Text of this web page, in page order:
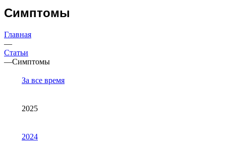
Симптомы
Главная
—
Статьи
—Симптомы
За все время
2025
2024